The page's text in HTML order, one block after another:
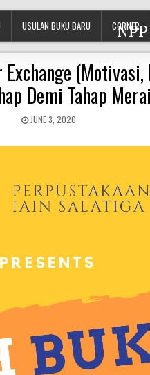
USULAN BUKU BARU CORNER
Exchange
Demi Tahap
JUNE 3, 2020